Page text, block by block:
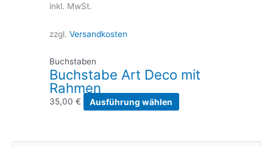
inkl. MwSt.
zzgl.Versandkosten
Buchstaben
Buchstabe Art Deco mit
Rahmen
35,00€ Ausführung wählen
mehrere